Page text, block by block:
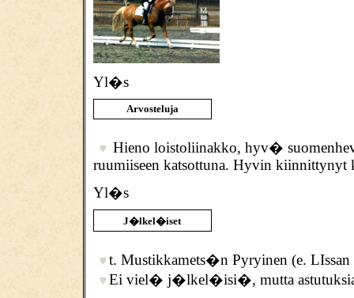
Yl�s
Arvosteluja
Hieno loistoliinakko, hyv�
ruumiiseen katsottuna. Hyvin kiinnittynyt
Yl�s
J�lkel�iset
t. Mustikkamets�n Pyryinen (e.
Ei viel� j�lkel�isi�, mutta